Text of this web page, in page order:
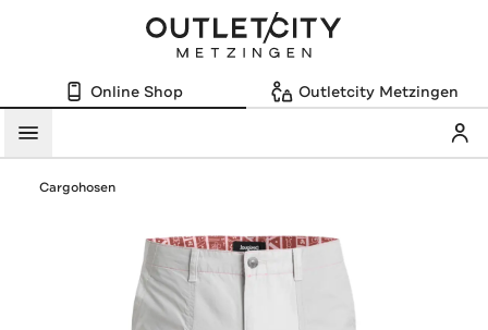
Online Shop Outletcity Metzingen
Menü
Cargohosen